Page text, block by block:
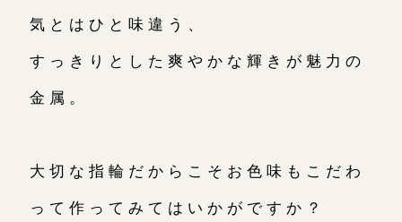
気とはひと味違う、
すっきりとした爽やかな輝きが魅力の
金属。
大切な指輪だからこそお色味もこだわ
って作ってみてはいかがですか？